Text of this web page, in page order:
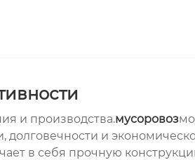
и производства.мусоровоз
долговечности и
в себя прочную